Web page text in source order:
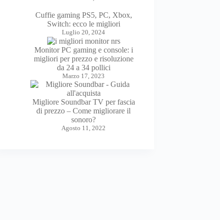
Cuffie gaming PS5, PC, Xbox,
Switch: ecco le migliori
Luglio 20, 2024
Monitor PC gaming e console: i
migliori per prezzo e risoluzione
da 24 a 34 pollici
Marzo 17, 2023
Migliore Soundbar TV per fascia
di prezzo – Come migliorare il
sonoro?
Agosto 11, 2022